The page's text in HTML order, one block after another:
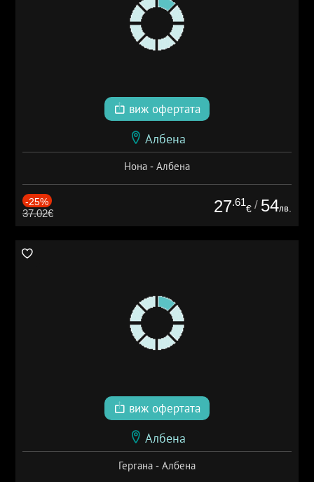
виж офертата
Албена
Нона - Албена
-25%
37.02€ 27.61
€ / 54лв.
виж офертата
Албена
Гергана - Албена